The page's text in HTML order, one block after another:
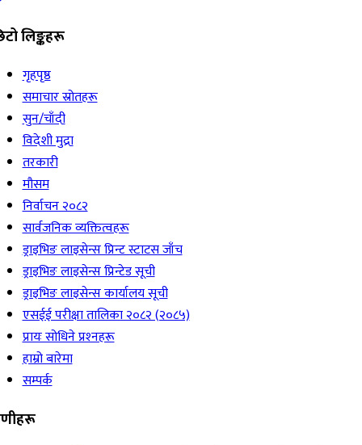
लिङ्कहरू
गृहपृष्ठ
समाचार स्रोतहरू
सुन/चाँदी
विदेशी मुद्रा
तरकारी
मौसम
निर्वाचन २०८२
सार्वजनिक व्यक्तित्वहरू
ड्राइभिङ लाइसेन्स प्रिन्ट स्टाटस जाँच
ड्राइभिङ लाइसेन्स प्रिन्टेड सूची
ड्राइभिङ लाइसेन्स कार्यालय सूची
एसईई परीक्षा तालिका २०८२ (२०८५)
प्रायः सोधिने प्रश्‍नहरू
हाम्रो बारेमा
सम्पर्क